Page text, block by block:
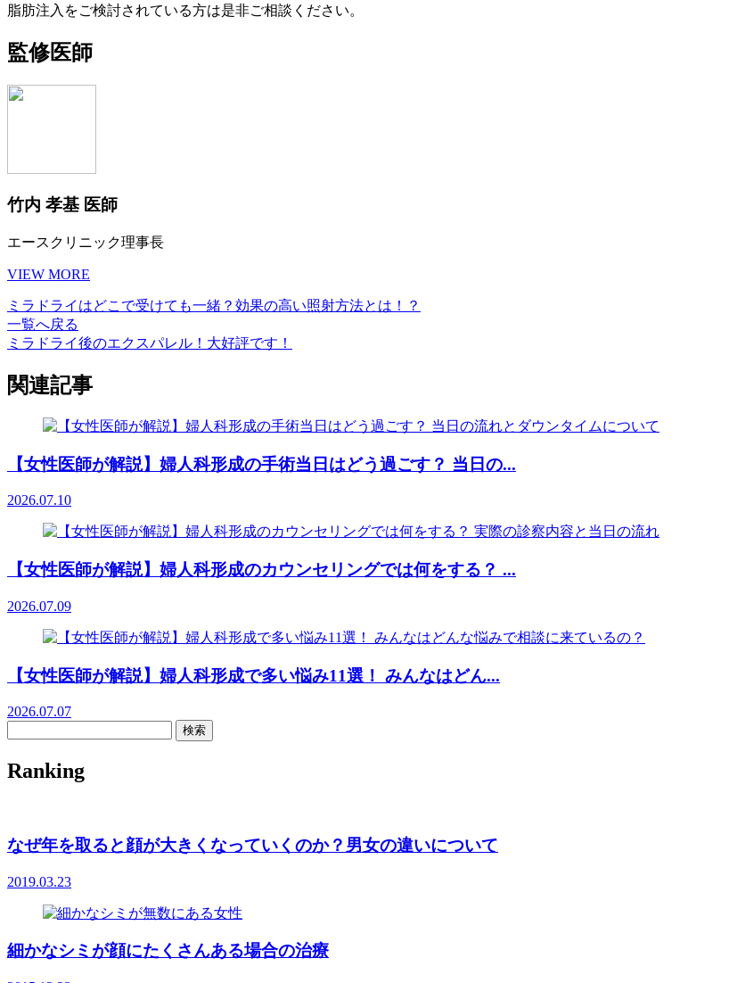
脂肪注入をご検討されている方は是非ご相談ください。
監修医師
竹内 孝基 医師
エースクリニック理事長
VIEW MORE
ミラドライはどこで受けても一緒？効果の高い照射方法とは！？
一覧へ戻る
ミラドライ後のエクスパレル！大好評です！
関連記事
【女性医師が解説】婦人科形成の手術当日はどう過ごす？ 当日の...
2026.07.10
【女性医師が解説】婦人科形成のカウンセリングでは何をする？ ...
2026.07.09
【女性医師が解説】婦人科形成で多い悩み11選！ みんなはどん...
2026.07.07
検索
Ranking
なぜ年を取ると顔が大きくなっていくのか？男女の違いについて
2019.03.23
細かなシミが顔にたくさんある場合の治療